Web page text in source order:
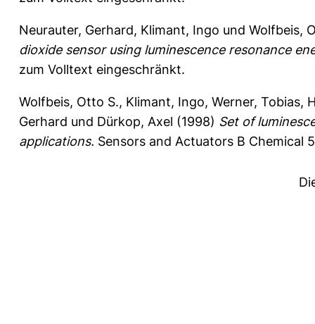
Neurauter, Gerhard, Klimant, Ingo und Wolfbeis,
dioxide sensor using luminescence resonance
zum Volltext eingeschränkt.
Wolfbeis, Otto S., Klimant, Ingo, Werner, Tobias,
Gerhard und Dürkop, Axel (1998) Set of
applications. Sensors and Actuators B Chemical